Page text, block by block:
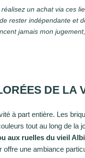
réalisez un achat via ces
rester indépendante et
jamais mon
DE LA
à part entière. Les
tout au long de la
aux ruelles du vieil Albi
une ambiance